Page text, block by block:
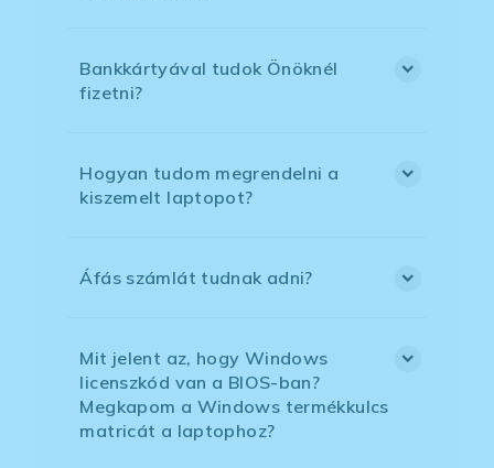
Bankkártyával tudok Önöknél
fizetni?
Hogyan tudom megrendelni a
kiszemelt laptopot?
Áfás számlát tudnak adni?
Mit jelent az, hogy Windows
licenszkód van a BIOS-ban?
Megkapom a Windows termékkulcs
matricát a laptophoz?